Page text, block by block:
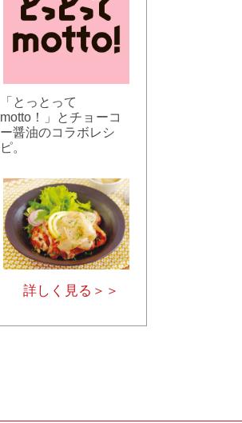
「とっとって
motto！」とチョーコ
ー醤油のコラボレシ
ピ。
詳しく見る＞＞